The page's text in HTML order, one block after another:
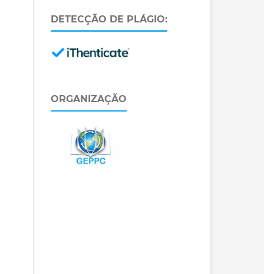
DETECÇÃO DE PLÁGIO:
ORGANIZAÇÃO